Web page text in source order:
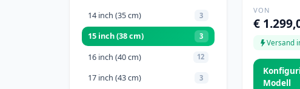
14 inch (35 cm)
3
15 inch (38 cm) 3
16 inch (40 cm) 12
17 inch (43 cm) 3
VON
€
Versand
Modell